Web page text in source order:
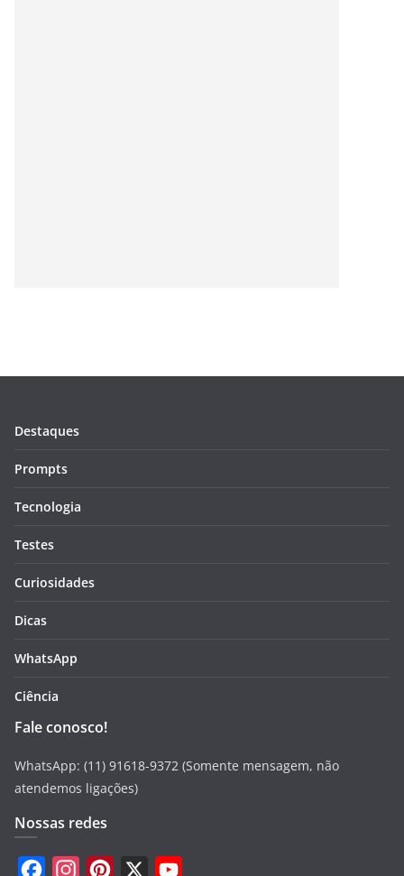
Destaques
Prompts
Tecnologia
Testes
Curiosidades
Dicas
WhatsApp
Ciência
Fale conosco!
WhatsApp: (11) 91618-9372 (Somente mensagem, não
atendemos ligações)
Nossas redes